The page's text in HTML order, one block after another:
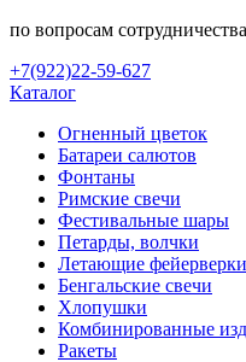
по вопросам
+7(922)22-59-627
Каталог
Огненный цветок
Батареи салютов
Фонтаны
Римские свечи
Фестивальные шары
Петарды, волчки
Летающие фейерверки
Бенгальские свечи
Хлопушки
Комбинированные
Ракеты